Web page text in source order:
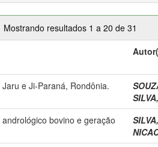
Mostrando resultados 1 a 20 de 31
e Ji-Paraná, Rondônia.
bovino e geração